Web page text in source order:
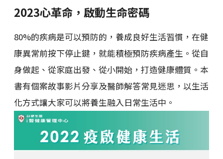
2023心革命，啟動生命密碼
80%的疾病是可以預防的，養成良好生活習慣，在健
康異常前按下停止鍵，就能積極預防疾病產生。從自
身做起、從家庭出發、從小開始，打造健康體質。本
書有個案故事影片分享及醫師解答常見迷思，以生活
化方式讓大家可以將養生融入日常生活中。